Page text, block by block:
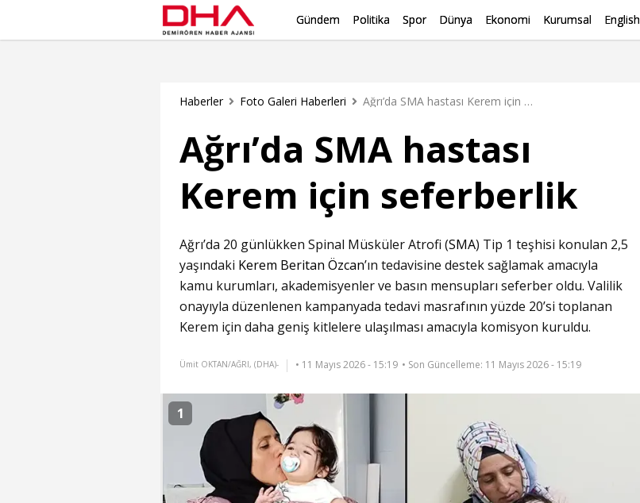
Gündem Politika Spor Dünya Ekonomi Kurumsal English
Haberler Foto Galeri Haberleri Ağrı’da SMA hastası Kerem için seferberlik
Ağrı’da SMA hastası
Kerem için seferberlik
Ağrı’da 20 günlükken Spinal Müsküler Atrofi (SMA) Tip 1 teşhisi konulan 2,5
yaşındaki Kerem Beritan Özcan’ın tedavisine destek sağlamak amacıyla
kamu kurumları, akademisyenler ve basın mensupları seferber oldu. Valilik
onayıyla düzenlenen kampanyada tedavi masrafının yüzde 20’si toplanan
Kerem için daha geniş kitlelere ulaşılması amacıyla komisyon kuruldu.
Ümit OKTAN/AĞRI, (DHA)- • 11 Mayıs 2026 - 15:19 • Son Güncelleme: 11 Mayıs 2026 - 15:19
1